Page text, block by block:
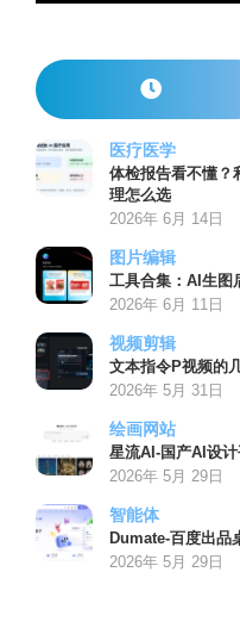
医疗医学
体检报告看不懂？
理怎么选
2026年 6月 14日
图片编辑
工具合集：AI生图
2026年 6月 11日
视频剪辑
文本指令P视频的
2026年 5月 31日
绘画网站
星流AI-国产AI设
2026年 5月 29日
智能体
Dumate-百度出品
2026年 5月 29日